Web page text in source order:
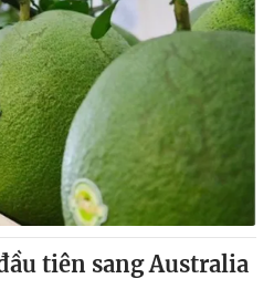
thức nếu không có sự chấp
VTV.vn khi phát hành lại
tiên sang Australia